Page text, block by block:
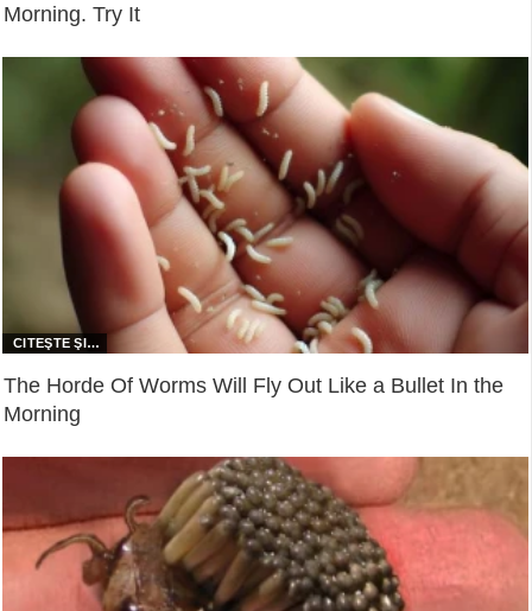
Morning. Try It
The Horde Of Worms Will Fly Out Like a Bullet In the
Morning